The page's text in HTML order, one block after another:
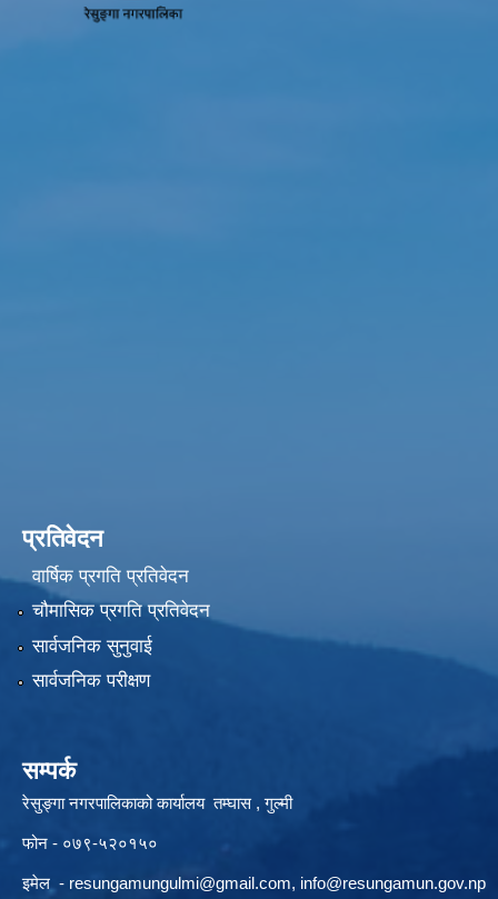
प्रतिवेदन
वार्षिक प्रगति प्रतिवेदन
चौमासिक प्रगति प्रतिवेदन
सार्वजनिक सुनुवाई
सार्वजनिक परीक्षण
सम्पर्क
रेसुङ्गा नगरपालिकाको कार्यालय तम्घास , गुल्मी
फोन - ०७९-५२०१५०
इमेल - resungamungulmi@gmail.com, info@resungamun.gov.np